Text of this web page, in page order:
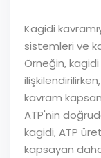
Kagidi
sistemleri ve
Örneğin,
kavram
ATP'nin
kagidi, ATP
kapsayan